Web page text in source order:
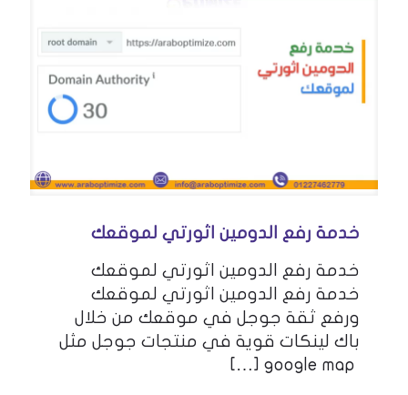
خدمة رفع الدومين اثورتي لموقعك
خدمة رفع الدومين اثورتي لموقعك
خدمة رفع الدومين اثورتي لموقعك
ورفع ثقة جوجل في موقعك من خلال
باك لينكات قوية في منتجات جوجل مثل
[…]